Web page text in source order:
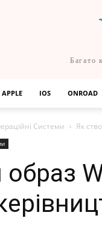
Багато
APPLE IOS ONROAD
Системи Як
образ